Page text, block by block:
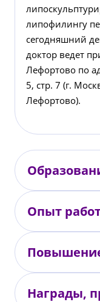
липофилингу
сегодняшний
доктор ведет
Лефортово по
5, стр. 7 (г.
Лефортово).
Опыт
Награды,